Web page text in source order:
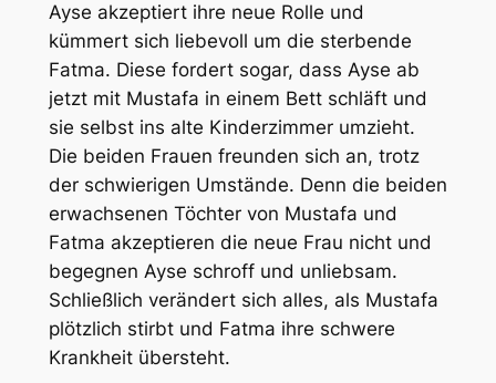
Ayse akzeptiert ihre neue Rolle und
kümmert sich liebevoll um die sterbende
Fatma. Diese fordert sogar, dass Ayse ab
jetzt mit Mustafa in einem Bett schläft und
sie selbst ins alte Kinderzimmer umzieht.
Die beiden Frauen freunden sich an, trotz
der schwierigen Umstände. Denn die beiden
erwachsenen Töchter von Mustafa und
Fatma akzeptieren die neue Frau nicht und
begegnen Ayse schroff und unliebsam.
Schließlich verändert sich alles, als Mustafa
plötzlich stirbt und Fatma ihre schwere
Krankheit übersteht.